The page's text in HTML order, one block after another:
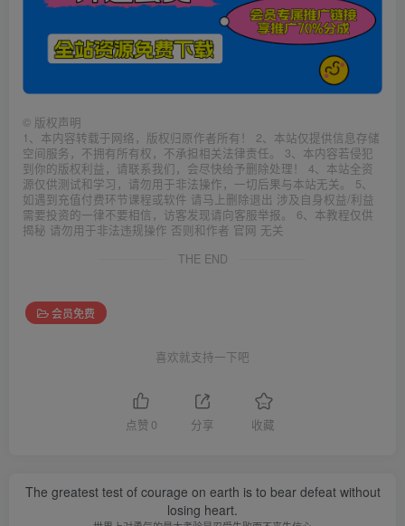
© 版权声明
1、本内容转载于网络，版权归原作者所有！ 2、本站仅提供信息存储
空间服务，不拥有所有权，不承担相关法律责任。 3、本内容若侵犯
到你的版权利益，请联系我们，会尽快给予删除处理！ 4、本站全资
源仅供测试和学习，请勿用于非法操作，一切后果与本站无关。 5、
如遇到充值付费环节课程或软件 请马上删除退出 涉及自身权益/利益
需要投资的一律不要相信，访客发现请向客服举报。 6、本教程仅供
揭秘 请勿用于非法违规操作 否则和作者 官网 无关
THE END
会员免费
喜欢就支持一下吧
点赞 0 分享 收藏
The greatest test of courage on earth is to bear defeat without
losing heart.